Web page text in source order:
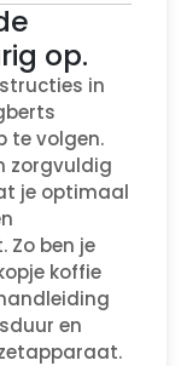
op.
in
te volgen.
zorgvuldig
je optimaal
Zo ben je
koffie
en